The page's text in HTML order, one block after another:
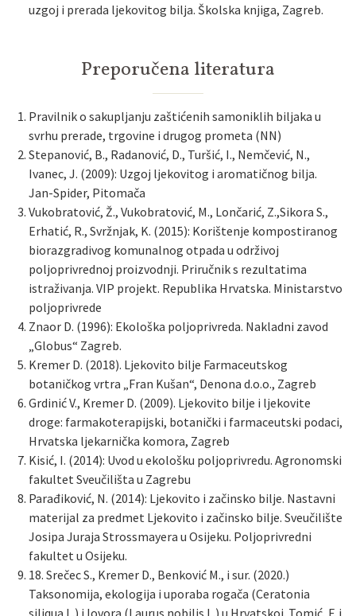
uzgoj i prerada ljekovitog bilja. Školska knjiga, Zagreb.
Preporučena literatura
Pravilnik o sakupljanju zaštićenih samoniklih biljaka u
svrhu prerade, trgovine i drugog prometa (NN)
Stepanović, B., Radanović, D., Turšić, I., Nemčević, N.,
Ivanec, J. (2009): Uzgoj ljekovitog i aromatičnog bilja.
Jan-Spider, Pitomača
Vukobratović, Ž., Vukobratović, M., Lončarić, Z.,Sikora S.,
Erhatić, R., Svržnjak, K. (2015): Korištenje kompostiranog
biorazgradivog komunalnog otpada u održivoj
poljoprivrednoj proizvodnji. Priručnik s rezultatima
istraživanja. VIP projekt. Republika Hrvatska. Ministarstvo
poljoprivrede
Znaor D. (1996): Ekološka poljoprivreda. Nakladni zavod
„Globus“ Zagreb.
Kremer D. (2018). Ljekovito bilje Farmaceutskog
botaničkog vrtra „Fran Kušan“, Denona d.o.o., Zagreb
Grdinić V., Kremer D. (2009). Ljekovito bilje i ljekovite
droge: farmakoterapijski, botanički i farmaceutski podaci,
Hrvatska ljekarnička komora, Zagreb
Kisić, I. (2014): Uvod u ekološku poljoprivredu. Agronomski
fakultet Sveučilišta u Zagrebu
Parađiković, N. (2014): Ljekovito i začinsko bilje. Nastavni
materijal za predmet Ljekovito i začinsko bilje. Sveučilište
Josipa Juraja Strossmayera u Osijeku. Poljoprivredni
fakultet u Osijeku.
18. Srečec S., Kremer D., Benković M., i sur. (2020.)
Taksonomija, ekologija i uporaba rogača (Ceratonia
siliqua L.) i lovora (Laurus nobilis L.) u Hrvatskoj. Tomić, F. i